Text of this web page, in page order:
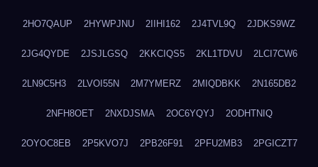
2HO7QAUP 2HYWPJNU 2IIHI162 2J4TVL9Q 2JDKS9WZ
2JG4QYDE 2JSJLGSQ 2KKCIQS5 2KL1TDVU 2LCI7CW6
2LN9C5H3 2LVOI55N 2M7YMERZ 2MIQDBKK 2N165DB2
2NFH8OET 2NXDJSMA 2OC6YQYJ 2ODHTNIQ
2OYOC8EB 2P5KVO7J 2PB26F91 2PFU2MB3 2PGICZT7